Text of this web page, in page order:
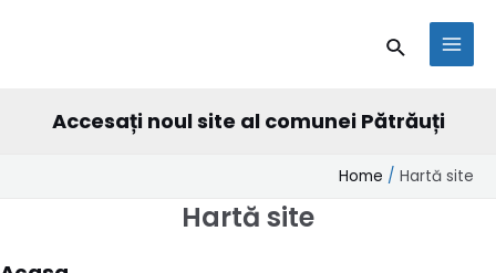
Search
Accesați noul site al comunei Pătrăuți
Home Hartă site
Hartă site